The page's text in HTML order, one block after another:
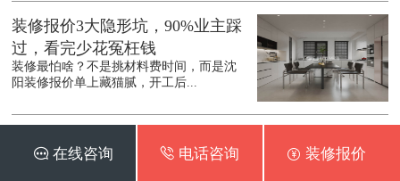
装修报价3大隐形坑，90%业主踩
过，看完少花冤枉钱
装修最怕啥？不是挑材料费时间，而是沈
阳装修报价单上藏猫腻，开工后...
用，后悔装晚了
 在线咨询  电话咨询  装修报价